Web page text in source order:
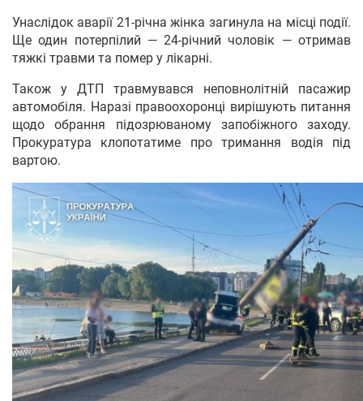
Унаслідок аварії 21-річна жінка загинула на місці події.
Ще один потерпілий — 24-річний чоловік — отримав
тяжкі травми та помер у лікарні.
Також у ДТП травмувався неповнолітній пасажир
автомобіля. Наразі правоохоронці вирішують питання
щодо обрання підозрюваному запобіжного заходу.
Прокуратура клопотатиме про тримання водія під
вартою.